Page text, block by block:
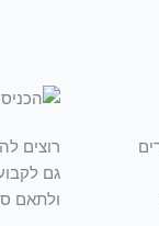
רוצים
גם
ולתאם